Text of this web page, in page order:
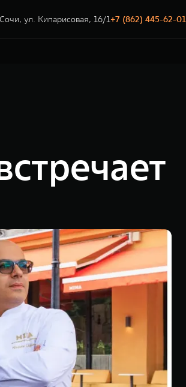
Сочи, ул. Кипарисовая, 16/1+7 (862) 445-62-01